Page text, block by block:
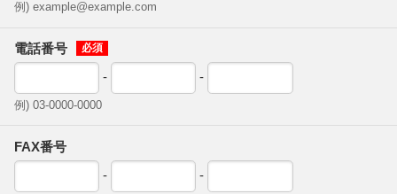
例) example@example.com
電話番号
-
-
例) 03-0000-0000
FAX番号
-
-